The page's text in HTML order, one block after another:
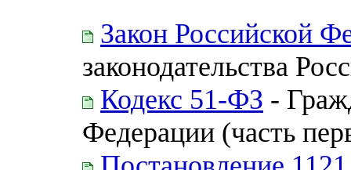
Закон Российской
законодательства
Кодекс 51-ФЗ -
Федерации (часть